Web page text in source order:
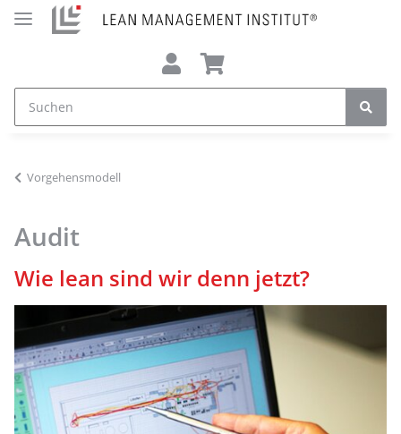
Vorgehensmodell
Audit
Wie lean sind wir denn jetzt?